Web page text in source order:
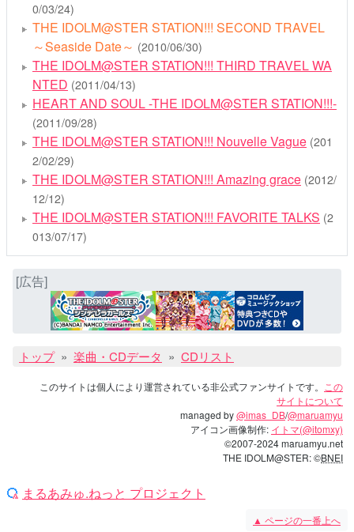
0/03/24)
THE IDOLM@STER STATION!!! SECOND TRAVEL
～Seaside Date～ (2010/06/30)
THE IDOLM@STER STATION!!! THIRD TRAVEL WA
NTED (2011/04/13)
HEART AND SOUL -THE IDOLM@STER STATION!!!-
(2011/09/28)
THE IDOLM@STER STATION!!! Nouvelle Vague (201
2/02/29)
THE IDOLM@STER STATION!!! Amazing grace (2012/
12/12)
THE IDOLM@STER STATION!!! FAVORITE TALKS (2
013/07/17)
[広告]
トップ 楽曲・CDデータ CDリスト
このサイトは個人により運営されている非公式ファンサイトです。
この
サイトについて
managed by@imas_DB/@maruamyu
アイコン画像制作: イトマ(@itomxy)
©2007-2024 maruamyu.net
THE IDOLM@STER: ©BNEI
まるあみゅ.ねっと プロジェクト
▲ ページの一番上へ